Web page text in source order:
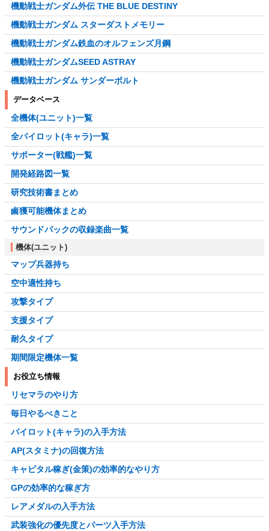
機動戦士ガンダム外伝 THE BLUE DESTINY
機動戦士ガンダム スターダストメモリー
機動戦士ガンダム鉄血のオルフェンズ月鋼
機動戦士ガンダムSEED ASTRAY
機動戦士ガンダム サンダーボルト
データベース
全機体(ユニット)一覧
全パイロット(キャラ)一覧
サポーター(戦艦)一覧
開発経路図一覧
研究技術書まとめ
鹵獲可能機体まとめ
サウンドパックの収録楽曲一覧
機体(ユニット)
マップ兵器持ち
空中適性持ち
攻撃タイプ
支援タイプ
耐久タイプ
期間限定機体一覧
お役立ち情報
リセマラのやり方
毎日やるべきこと
パイロット(キャラ)の入手方法
AP(スタミナ)の回復方法
キャピタル稼ぎ(金策)の効率的なやり方
GPの効率的な稼ぎ方
レアメダルの入手方法
武装強化の優先度とパーツ入手方法